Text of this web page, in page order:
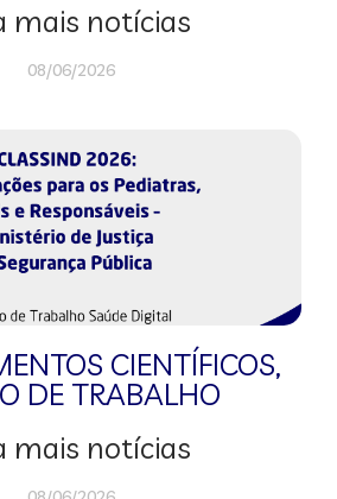
mais notícias
08/06/2026
CIENTÍFICOS,
DE TRABALHO
mais notícias